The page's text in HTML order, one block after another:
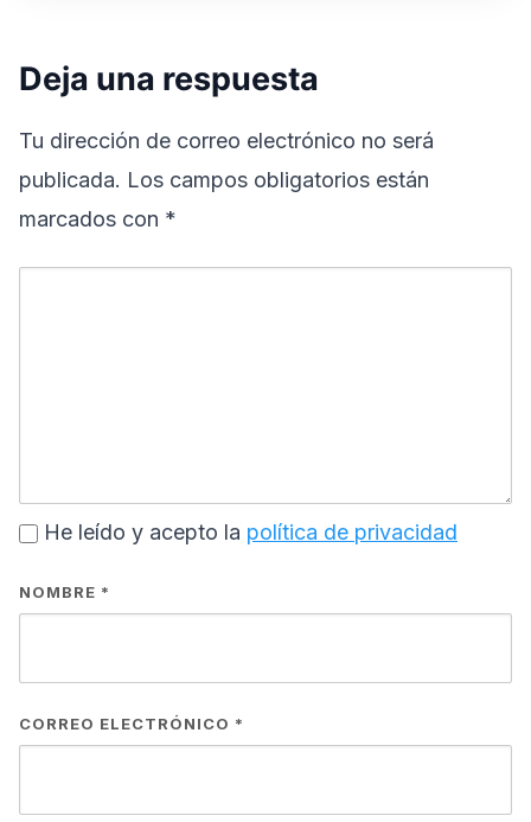
Deja una respuesta
Tu dirección de correo electrónico no será
publicada. Los campos obligatorios están
marcados con *
He leído y acepto la política de privacidad
NOMBRE *
CORREO ELECTRÓNICO *